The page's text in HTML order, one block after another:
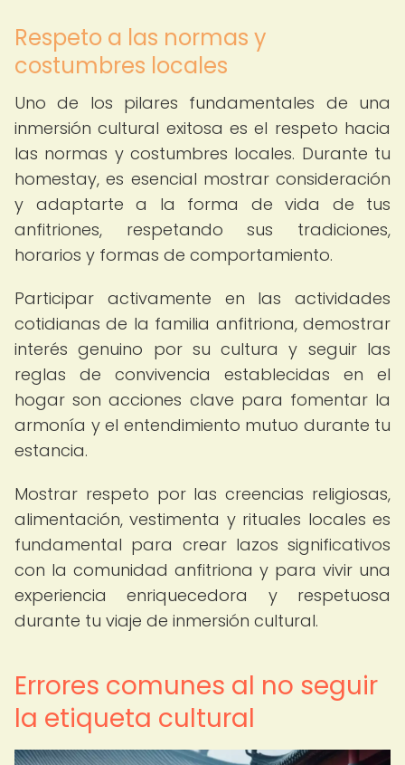
Respeto a las normas y
costumbres locales
Uno de los pilares fundamentales de una
inmersión cultural exitosa es el respeto hacia
las normas y costumbres locales. Durante tu
homestay, es esencial mostrar consideración
y adaptarte a la forma de vida de tus
anfitriones, respetando sus tradiciones,
horarios y formas de comportamiento.
Participar activamente en las actividades
cotidianas de la familia anfitriona, demostrar
interés genuino por su cultura y seguir las
reglas de convivencia establecidas en el
hogar son acciones clave para fomentar la
armonía y el entendimiento mutuo durante tu
estancia.
Mostrar respeto por las creencias religiosas,
alimentación, vestimenta y rituales locales es
fundamental para crear lazos significativos
con la comunidad anfitriona y para vivir una
experiencia enriquecedora y respetuosa
durante tu viaje de inmersión cultural.
Errores comunes al no seguir
la etiqueta cultural